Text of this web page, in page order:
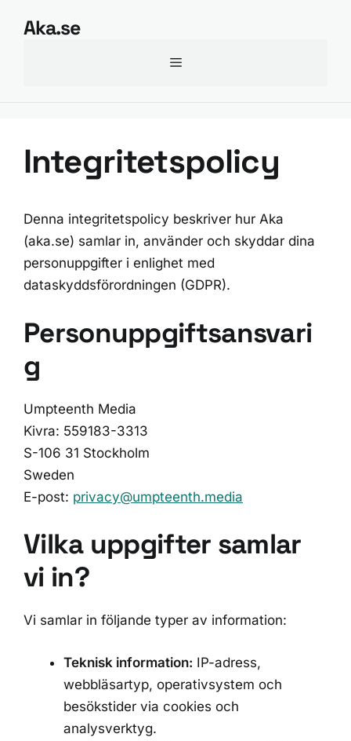
Aka.se
Meny
Integritetspolicy
Denna integritetspolicy beskriver hur Aka
(aka.se) samlar in, använder och skyddar dina
personuppgifter i enlighet med
dataskyddsförordningen (GDPR).
Personuppgiftsansvari
g
Umpteenth Media
Kivra: 559183-3313
S-106 31 Stockholm
Sweden
E-post: privacy@umpteenth.media
Vilka uppgifter samlar
vi in?
Vi samlar in följande typer av information:
Teknisk information: IP-adress,
webbläsartyp, operativsystem och
besökstider via cookies och
analysverktyg.